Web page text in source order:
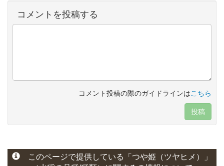
コメントを投稿する
コメント投稿の際のガイドラインはこちら
投稿
このページで提供している
「つや姫（ツヤヒメ）」